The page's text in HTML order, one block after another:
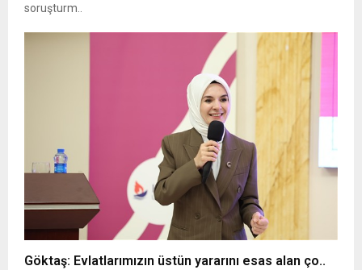
soruşturm..
Göktaş: Evlatlarımızın üstün yararını esas alan ço..